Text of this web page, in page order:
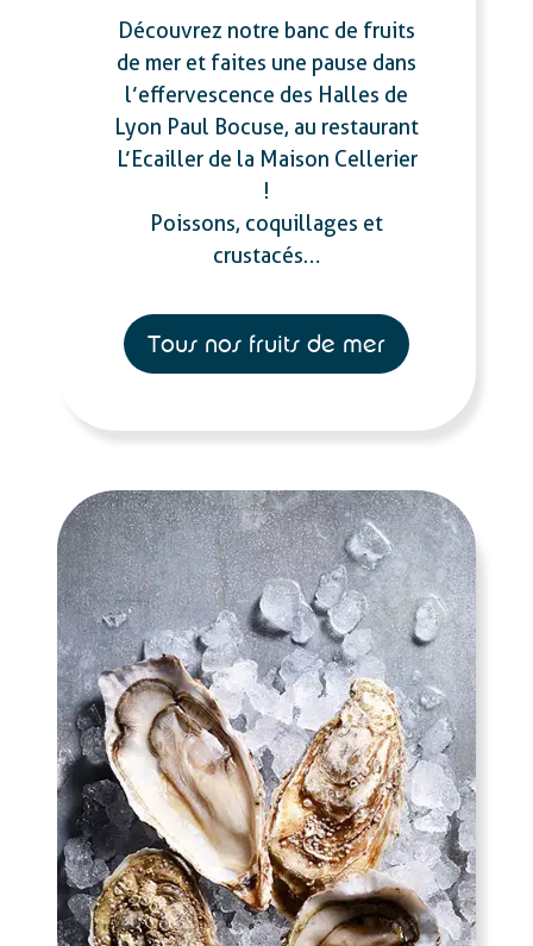
Découvrez notre banc de fruits
de mer et faites une pause dans
l’effervescence des Halles de
Lyon Paul Bocuse, au restaurant
L’Ecailler de la Maison Cellerier
!
Poissons, coquillages et
crustacés…
Tous nos fruits de mer